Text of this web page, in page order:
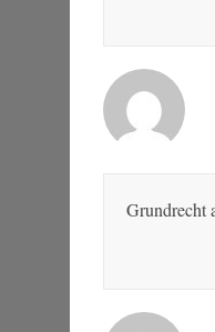
Grundrecht